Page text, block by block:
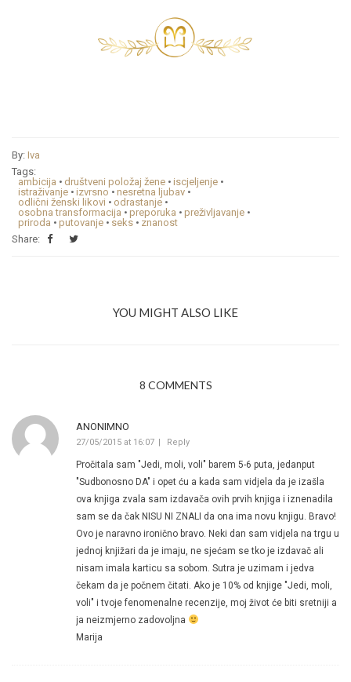
By: Iva
Tags:
ambicija • društveni položaj žene • iscjeljenje •
istraživanje • izvrsno• nesretna ljubav•
odlični ženski likovi • odrastanje •
osobna transformacija • preporuka • preživljavanje •
priroda • putovanje • seks • znanost
Share:
YOU MIGHT ALSO LIKE
8 COMMENTS
ANONIMNO
27/05/2015 at 16:07 Reply
Pročitala sam "Jedi, moli, voli" barem 5-6 puta, jedanput
"Sudbonosno DA" i opet ću a kada sam vidjela da je izašla
ova knjiga zvala sam izdavača ovih prvih knjiga i iznenadila
sam se da čak NISU NI ZNALI da ona ima novu knjigu. Bravo!
Ovo je naravno ironično bravo. Neki dan sam vidjela na trgu u
jednoj knjižari da je imaju, ne sjećam se tko je izdavač ali
nisam imala karticu sa sobom. Sutra je uzimam i jedva
čekam da je počnem čitati. Ako je 10% od knjige "Jedi, moli,
voli" i tvoje fenomenalne recenzije, moj život će biti sretniji a
ja neizmjerno zadovoljna
Marija